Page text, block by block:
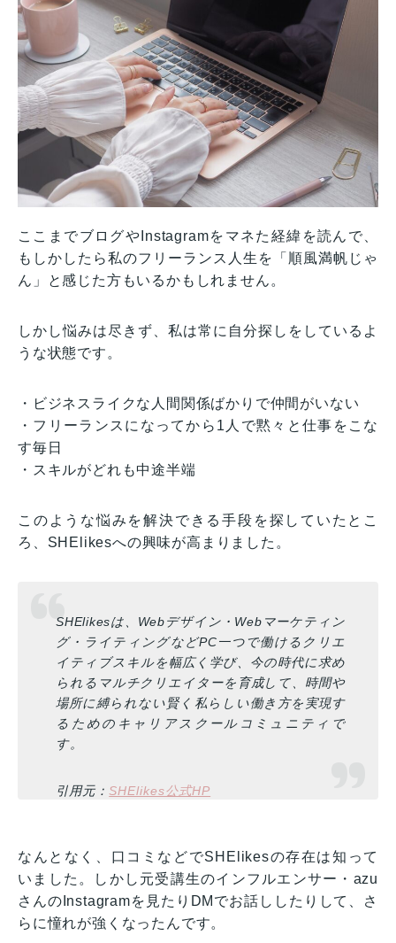
ここまでブログやInstagramをマネた経緯を読んで、
もしかしたら私のフリーランス人生を「順風満帆じゃ
ん」と感じた方もいるかもしれません。
しかし悩みは尽きず、私は常に自分探しをしているよ
うな状態です。
・ビジネスライクな人間関係ばかりで仲間がいない
・フリーランスになってから1人で黙々と仕事をこな
す毎日
・スキルがどれも中途半端
このような悩みを解決できる手段を探していたとこ
ろ、SHElikesへの興味が高まりました。
SHElikesは、Webデザイン・Webマーケティン
グ・ライティングなどPC一つで働けるクリエ
イティブスキルを幅広く学び、今の時代に求め
られるマルチクリエイターを育成して、時間や
場所に縛られない賢く私らしい働き方を実現す
るためのキャリアスクールコミュニティで
す。
引用元：SHElikes公式HP
なんとなく、口コミなどでSHElikesの存在は知って
いました。しかし元受講生のインフルエンサー・azu
さんのInstagramを見たりDMでお話ししたりして、さ
らに憧れが強くなったんです。